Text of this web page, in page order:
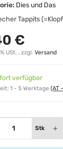
Dies und Das
Tappits
€
USt. , zzgl. Versand
verfügbar
1 - 5 Werktage (AT
Stk